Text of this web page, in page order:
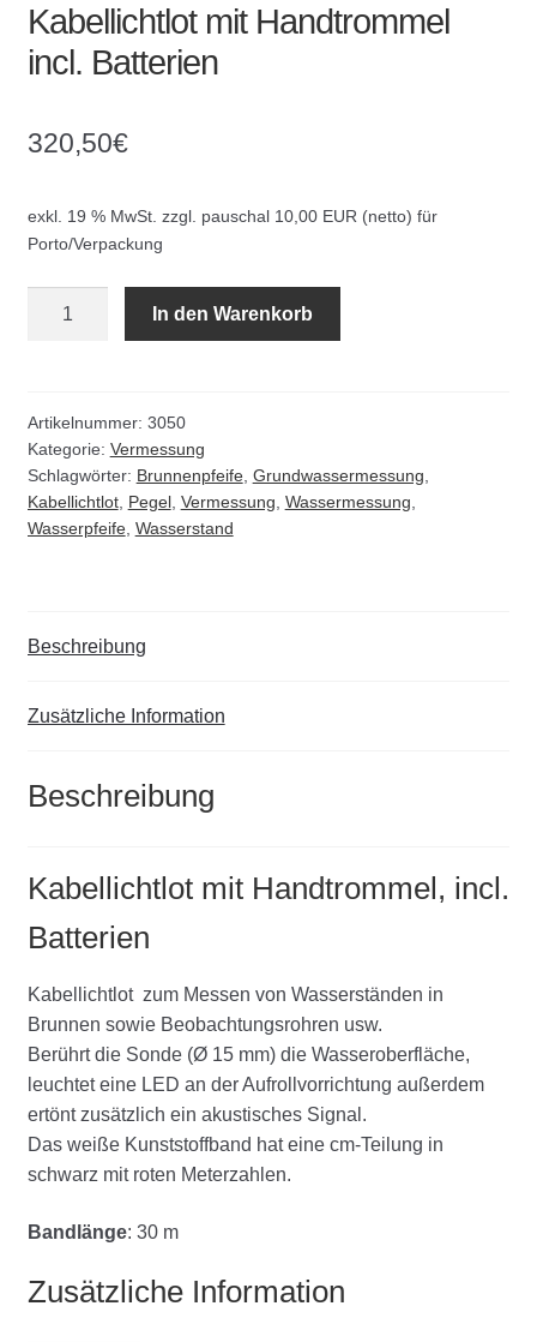
GaLaBau
Kommunalbedarf
Neuheiten
Schachtzubehör
Sonderaktionen
Kabellichtlot mit Handtrommel
incl. Batterien
320,50€
exkl. 19 % MwSt. zzgl. pauschal 10,00 EUR (netto) für
Porto/Verpackung
Batterien
Menge
In den Warenkorb
Artikelnummer: 3050
Kategorie: Vermessung
Schlagwörter: Brunnenpfeife, Grundwassermessung
Kabellichtlot, Pegel, Vermessung Wassermessung
Wasserpfeife, Wasserstand
Beschreibung
Zusätzliche Information
Beschreibung
Kabellichtlot mit Handtrommel, incl.
Batterien
Kabellichtlot zum Messen von Wasserständen in
Brunnen sowie Beobachtungsrohren usw.
Berührt die Sonde (Ø 15 mm) die Wasseroberfläche,
leuchtet eine LED an der Aufrollvorrichtung außerdem
ertönt zusätzlich ein akustisches Signal.
Das weiße Kunststoffband hat eine cm-Teilung in
schwarz mit roten Meterzahlen.
Bandlänge: 30 m
Zusätzliche Information